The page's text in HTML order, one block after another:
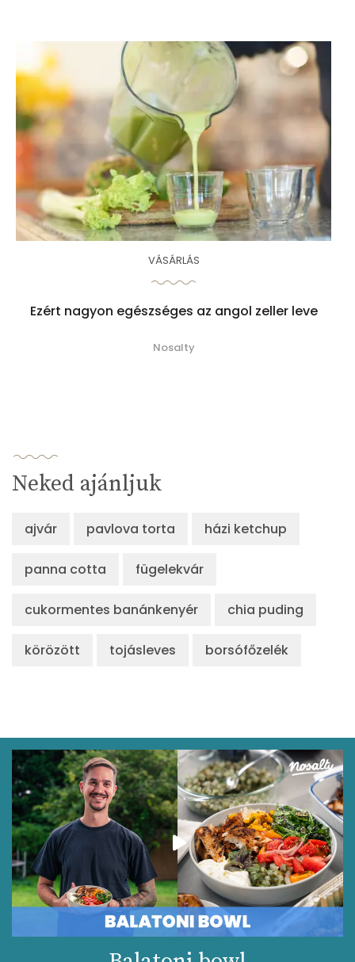
VÁSÁRLÁS
Ezért nagyon egészséges az angol zeller leve
Nosalty
Neked ajánljuk
ajvár pavlova torta házi ketchup
panna cotta fügelekvár
cukormentes banánkenyér chia puding
körözött tojásleves borsófőzelék